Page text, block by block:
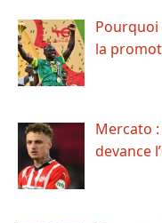
Pourquoi
la
Mercato :
devance